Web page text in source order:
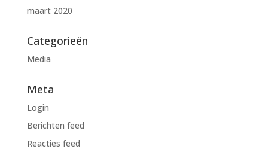
maart 2020
Categorieën
Media
Meta
Login
Berichten feed
Reacties feed